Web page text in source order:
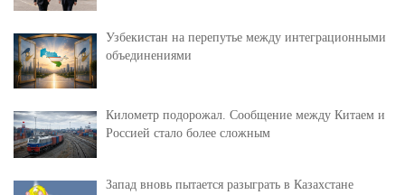
Узбекистан на перепутье между интеграционными
объединениями
Километр подорожал. Сообщение между Китаем и
Россией стало более сложным
Запад вновь пытается разыграть в Казахстане